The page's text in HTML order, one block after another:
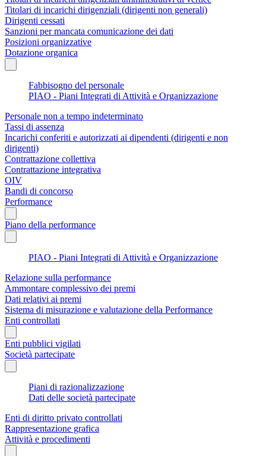
Titolari di incarichi dirigenziali (dirigenti non generali)
Dirigenti cessati
Sanzioni per mancata comunicazione dei dati
Posizioni organizzative
Dotazione organica
Fabbisogno del personale
PIAO - Piani Integrati di Attività e Organizzazione
Personale non a tempo indeterminato
Tassi di assenza
Incarichi conferiti e autorizzati ai dipendenti (dirigenti e non
dirigenti)
Contrattazione collettiva
Contrattazione integrativa
OIV
Bandi di concorso
Performance
Piano della performance
PIAO - Piani Integrati di Attività e Organizzazione
Relazione sulla performance
Ammontare complessivo dei premi
Dati relativi ai premi
Sistema di misurazione e valutazione della Performance
Enti controllati
Enti pubblici vigilati
Società partecipate
Piani di razionalizzazione
Dati delle società partecipate
Enti di diritto privato controllati
Rappresentazione grafica
Attività e procedimenti